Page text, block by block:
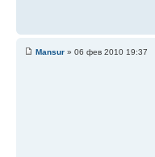
Mansur » 06 фев 2010 19:37